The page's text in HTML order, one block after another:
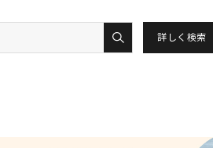
詳しく検索